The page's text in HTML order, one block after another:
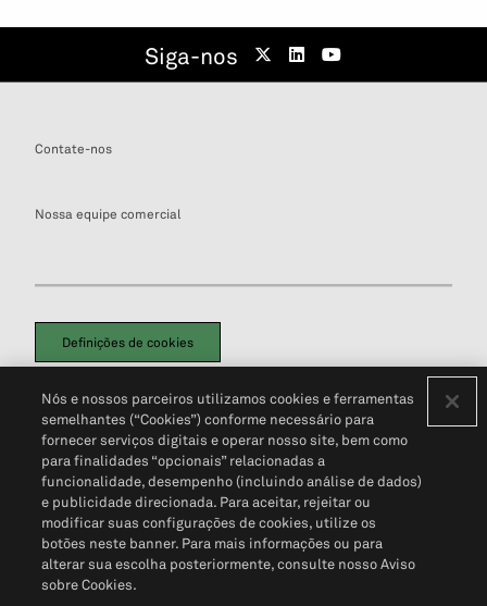
Siga-nos
Contate-nos
Nossa equipe comercial
Definições de cookies
Política de PrivacidadePortal de privacidade do cliente (em inglês)
Não Venda Minhas Informações Pessoais© 2026 S&P Global
Nós e nossos parceiros utilizamos cookies e ferramentas
semelhantes (“Cookies”) conforme necessário para
fornecer serviços digitais e operar nosso site, bem como
para finalidades “opcionais” relacionadas a
funcionalidade, desempenho (incluindo análise de dados)
e publicidade direcionada. Para aceitar, rejeitar ou
modificar suas configurações de cookies, utilize os
botões neste banner. Para mais informações ou para
alterar sua escolha posteriormente, consulte nosso Aviso
sobre Cookies.